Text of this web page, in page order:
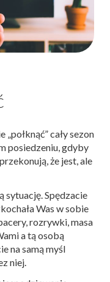
cały sezon
posiedzeniu, gdyby
że jest, ale
Spędzacie
Was w sobie
rozrywki, masa
a tą osobą
na samą myśl
niej.